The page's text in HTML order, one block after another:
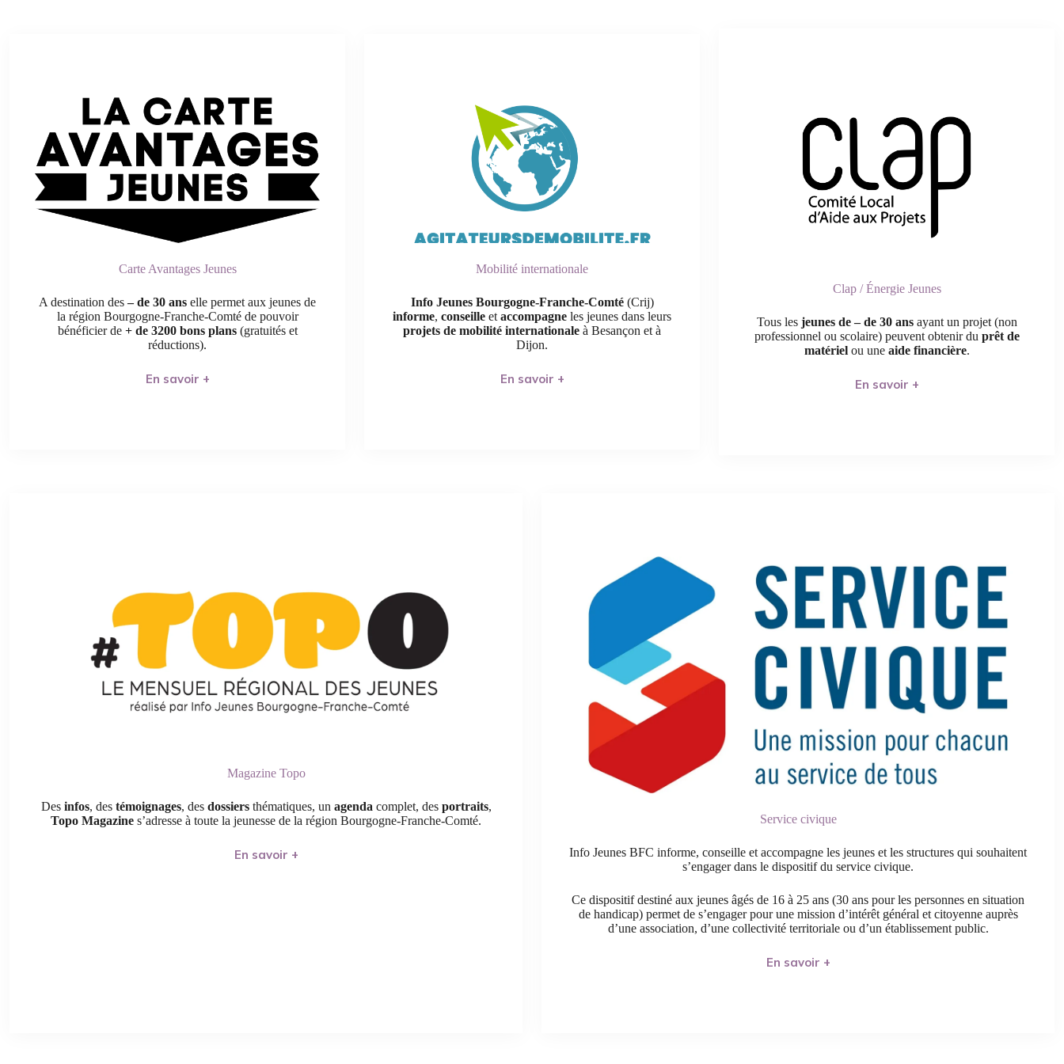
Carte Avantages Jeunes
A destination des– de 30 ans elle permet aux jeunes de
la région Bourgogne-Franche-Comté de pouvoir
bénéficier de+ de 3200 bons plans(gratuités et
réductions).
En savoir +
Mobilité internationale
Info Jeunes Bourgogne-Franche-Comté(Crij)
informe, conseille et accompagne les jeunes dans leurs
projets de mobilité internationale à Besançon et à
Dijon.
En savoir +
Clap / Énergie Jeunes
Tous les jeunes de – de 30 ansayant un projet (non
professionnel ou scolaire) peuvent obtenir du prêt de
matérielou une aide financière.
En savoir +
Magazine Topo
Des infos, des témoignages, des dossiers thématiques, un agenda complet, des portraits,
Topo Magazine s’adresse à toute la jeunesse de la région Bourgogne-Franche-Comté.
En savoir +
Service civique
Info Jeunes BFC informe, conseille et accompagne les jeunes et les structures qui souhaitent
s’engager dans le dispositif du service civique.
Ce dispositif destiné aux jeunes âgés de 16 à 25 ans (30 ans pour les personnes en situation
de handicap) permet de s’engager pour une mission d’intérêt général et citoyenne auprès
d’une association, d’une collectivité territoriale ou d’un établissement public.
En savoir +